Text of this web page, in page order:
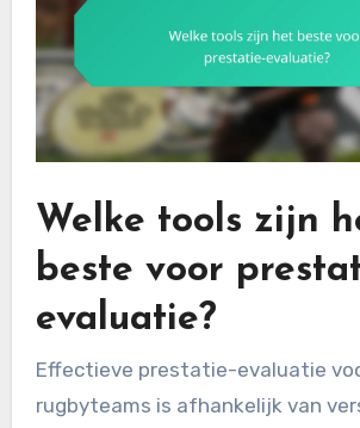
Welke tools zijn
beste voor
evaluatie?
Effectieve prestatie-evaluatie
rugbyteams is afhankelijk van